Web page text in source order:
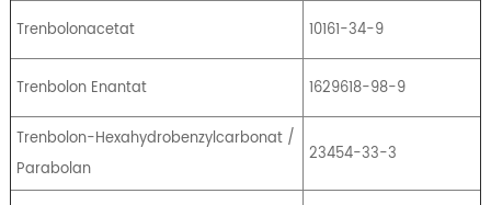
Trenbolonacetat 10161-34-9
Trenbolon Enantat 1629618-98-9
Trenbolon-Hexahydrobenzylcarbonat /
Parabolan
23454-33-3